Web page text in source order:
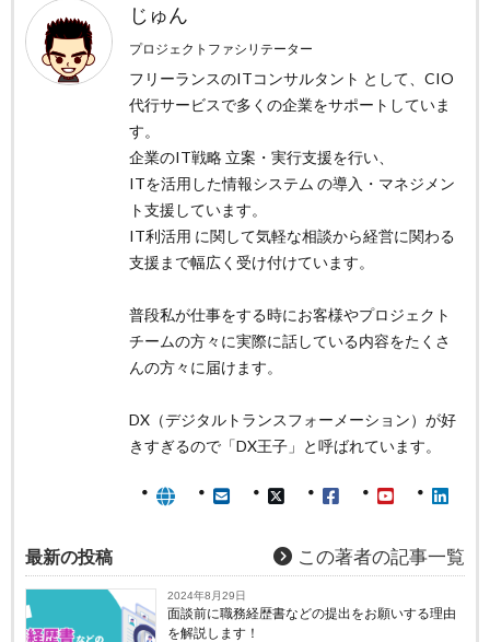
じゅん
プロジェクトファシリテーター
フリーランスのITコンサルタント として、CIO
代行サービスで多くの企業をサポートしていま
す。
企業のIT戦略 立案・実行支援を行い、
ITを活用した情報システム の導入・マネジメン
ト支援しています。
IT利活用 に関して気軽な相談から経営に関わる
支援まで幅広く受け付けています。
普段私が仕事をする時にお客様やプロジェクト
チームの方々に実際に話している内容をたくさ
んの方々に届けます。
DX（デジタルトランスフォーメーション）が好
きすぎるので「DX王子」と呼ばれています。
最新の投稿 この著者の記事一覧
2024年8月29日
面談前に職務経歴書などの提出をお願いする理由
を解説します！